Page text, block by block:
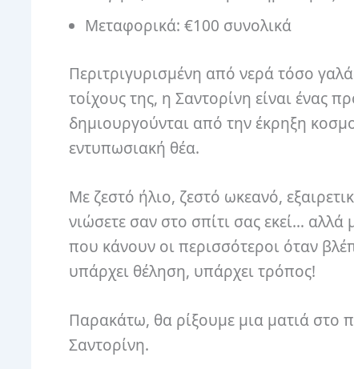
Μεταφορικά: €100 συνολικά
Περιτριγυρισμένη από νερά τόσο
τοίχους της, η Σαντορίνη είναι ένας
δημιουργούνται από την έκρηξη
εντυπωσιακή θέα.
Με ζεστό ήλιο, ζεστό ωκεανό,
νιώσετε σαν στο σπίτι σας εκεί… αλλά
που κάνουν οι περισσότεροι όταν
υπάρχει θέληση, υπάρχει τρόπος!
Παρακάτω, θα ρίξουμε μια ματιά στο
Σαντορίνη.